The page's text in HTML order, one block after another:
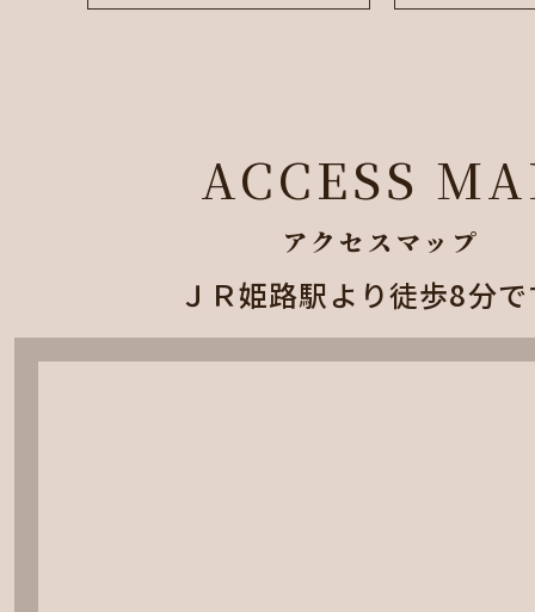
ACCESS
アクセスマップ
ＪＲ姫路駅より徒歩8分